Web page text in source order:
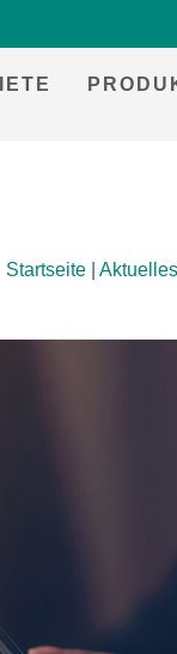
Startseite Aktuelles